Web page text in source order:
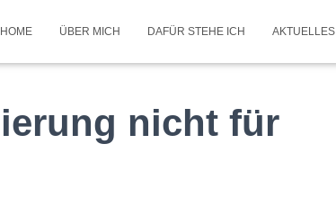
HOME ÜBER MICH DAFÜR STEHE ICH AKTUELLES
nicht für